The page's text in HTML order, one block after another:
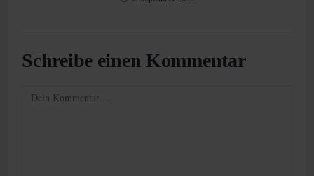
Schreibe einen Kommentar
Kommentieren